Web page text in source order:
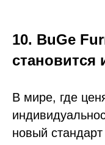
10. BuGe
становится
В мире, где
новый